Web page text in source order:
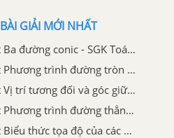
BÀI GIẢI MỚI NHẤT
Lý thuyết Ba đường conic - SGK Toán 10 Cánh diều
Lý thuyết Phương trình đường tròn - SGK Toán 10 Cánh diều
Lý thuyết Vị trí tương đối và góc giữa hai đường thẳng. Khoảng cách từ một điểm đến một đường thẳng - SGK Toán 10 Cánh diều
Lý thuyết Phương trình đường thẳng - SGK Toán 10 Cánh diều
Lý thuyết Biểu thức tọa độ của các phép toán vecto - SGK Toán 10 Cánh diều